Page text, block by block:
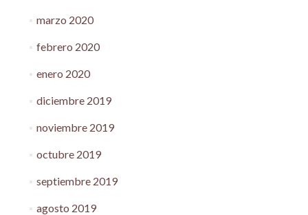
marzo 2020
febrero 2020
enero 2020
diciembre 2019
noviembre 2019
octubre 2019
septiembre 2019
agosto 2019